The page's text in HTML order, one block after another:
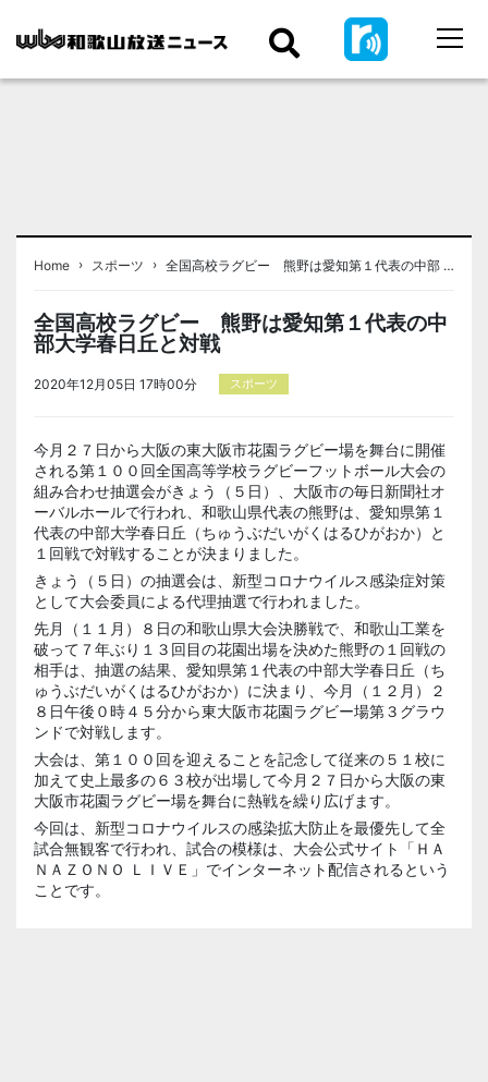
Home › スポーツ › 全国高校ラグビー 熊野は愛知第１代表の中部 …
全国高校ラグビー 熊野は愛知第１代表の中
部大学春日丘と対戦
2020年12月05日 17時00分 スポーツ
今月２７日から大阪の東大阪市花園ラグビー場を舞台に開催
される第１００回全国高等学校ラグビーフットボール大会の
組み合わせ抽選会がきょう（５日）、大阪市の毎日新聞社オ
ーバルホールで行われ、和歌山県代表の熊野は、愛知県第１
代表の中部大学春日丘（ちゅうぶだいがくはるひがおか）と
１回戦で対戦することが決まりました。
きょう（５日）の抽選会は、新型コロナウイルス感染症対策
として大会委員による代理抽選で行われました。
先月（１１月）８日の和歌山県大会決勝戦で、和歌山工業を
破って７年ぶり１３回目の花園出場を決めた熊野の１回戦の
相手は、抽選の結果、愛知県第１代表の中部大学春日丘（ち
ゅうぶだいがくはるひがおか）に決まり、今月（１２月）２
８日午後０時４５分から東大阪市花園ラグビー場第３グラウ
ンドで対戦します。
大会は、第１００回を迎えることを記念して従来の５１校に
加えて史上最多の６３校が出場して今月２７日から大阪の東
大阪市花園ラグビー場を舞台に熱戦を繰り広げます。
今回は、新型コロナウイルスの感染拡大防止を最優先して全
試合無観客で行われ、試合の模様は、大会公式サイト「ＨＡ
ＮＡＺＯＮＯ ＬＩＶＥ」でインターネット配信されるという
ことです。